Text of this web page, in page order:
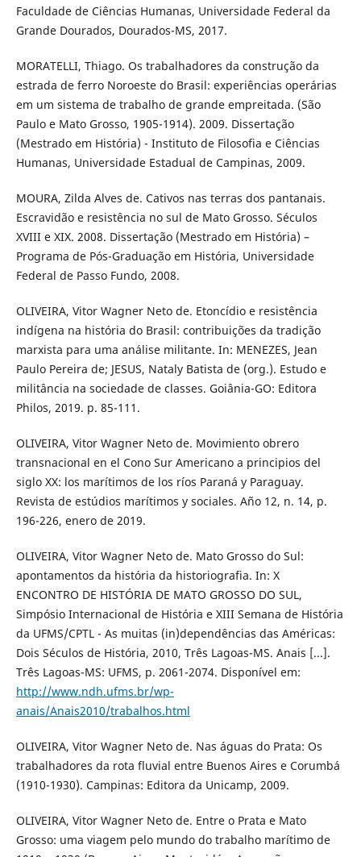
Faculdade de Ciências Humanas, Universidade Federal da
Grande Dourados, Dourados-MS, 2017.
MORATELLI, Thiago. Os trabalhadores da construção da
estrada de ferro Noroeste do Brasil: experiências operárias
em um sistema de trabalho de grande empreitada. (São
Paulo e Mato Grosso, 1905-1914). 2009. Dissertação
(Mestrado em História) - Instituto de Filosofia e Ciências
Humanas, Universidade Estadual de Campinas, 2009.
MOURA, Zilda Alves de. Cativos nas terras dos pantanais.
Escravidão e resistência no sul de Mato Grosso. Séculos
XVIII e XIX. 2008. Dissertação (Mestrado em História) –
Programa de Pós-Graduação em História, Universidade
Federal de Passo Fundo, 2008.
OLIVEIRA, Vitor Wagner Neto de. Etoncídio e resistência
indígena na história do Brasil: contribuições da tradição
marxista para uma análise militante. In: MENEZES, Jean
Paulo Pereira de; JESUS, Nataly Batista de (org.). Estudo e
militância na sociedade de classes. Goiânia-GO: Editora
Philos, 2019. p. 85-111.
OLIVEIRA, Vitor Wagner Neto de. Movimiento obrero
transnacional en el Cono Sur Americano a principios del
siglo XX: los marítimos de los ríos Paraná y Paraguay.
Revista de estúdios marítimos y sociales. Año 12, n. 14, p.
196-226, enero de 2019.
OLIVEIRA, Vitor Wagner Neto de. Mato Grosso do Sul:
apontamentos da história da historiografia. In: X
ENCONTRO DE HISTÓRIA DE MATO GROSSO DO SUL,
Simpósio Internacional de História e XIII Semana de História
da UFMS/CPTL - As muitas (in)dependências das Américas:
Dois Séculos de História, 2010, Três Lagoas-MS. Anais [...].
Três Lagoas-MS: UFMS, p. 2061-2074. Disponível em:
http://www.ndh.ufms.br/wp-
anais/Anais2010/trabalhos.html
OLIVEIRA, Vitor Wagner Neto de. Nas águas do Prata: Os
trabalhadores da rota fluvial entre Buenos Aires e Corumbá
(1910-1930). Campinas: Editora da Unicamp, 2009.
OLIVEIRA, Vitor Wagner Neto de. Entre o Prata e Mato
Grosso: uma viagem pelo mundo do trabalho marítimo de